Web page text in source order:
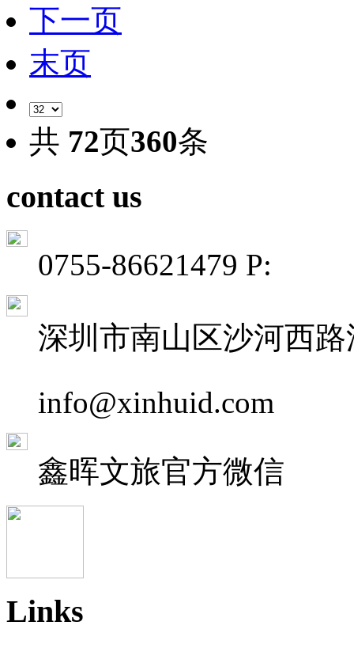
下一页
末页
共 72页360条
contact us
0755-86621479 P:
深圳市南山区沙河西
info@xinhuid.com
鑫晖文旅官方微信
Links